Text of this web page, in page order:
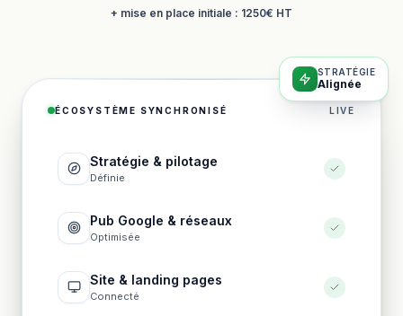
+ mise en place initiale : 1250€ HT
ÉCOSYSTÈME SYNCHRONISÉ LIVE
Stratégie & pilotage
Définie
Pub Google & réseaux
Optimisée
Site & landing pages
Connecté
STRATÉGIE
Alignée